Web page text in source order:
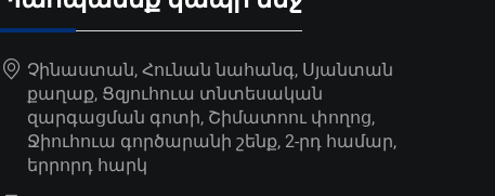
Չինաստան, Հունան նահանգ, Սյանտան
քաղաք, Ցզյուհուա տնտեսական
զարգացման գոտի, Շիմատոու փողոց,
Ջիուհուա գործարանի շենք, 2-րդ համար,
երրորդ հարկ